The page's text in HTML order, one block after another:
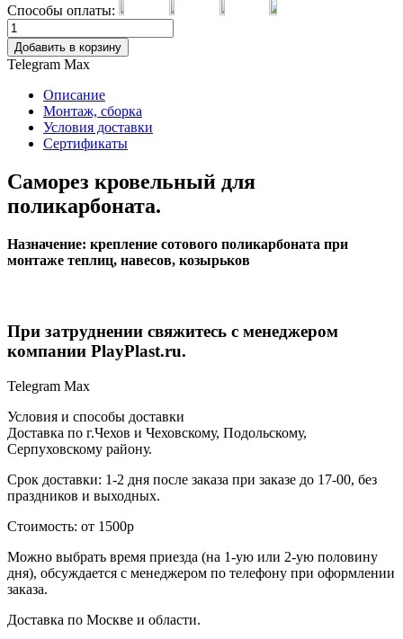
Способы оплаты:
Добавить в корзину
Telegram Max
Описание
Монтаж, сборка
Условия доставки
Сертификаты
Саморез кровельный для
поликарбоната.
Назначение: крепление сотового поликарбоната при
монтаже теплиц, навесов, козырьков
При затруднении свяжитесь с менеджером
компании PlayPlast.ru.
Telegram Max
Условия и способы доставки
Доставка по г.Чехов и Чеховскому, Подольскому,
Серпуховскому району.
Срок доставки: 1-2 дня после заказа при заказе до 17-00, без
праздников и выходных.
Стоимость: от 1500р
Можно выбрать время приезда (на 1-ую или 2-ую половину
дня), обсуждается с менеджером по телефону при оформлении
заказа.
Доставка по Москве и области.